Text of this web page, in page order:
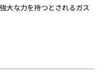
⼤な⼒を持つとされるガス